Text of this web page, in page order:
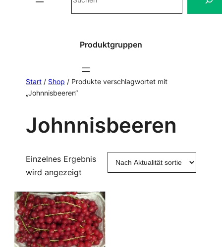
Produktgruppen
Start / Shop / Produkte verschlagwortet mit
„Johnnisbeeren“
Johnnisbeeren
Einzelnes Ergebnis
wird angezeigt